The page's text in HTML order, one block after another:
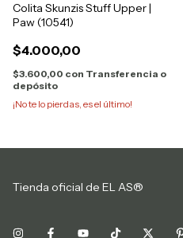
Colita Skunzis Stuff Upper |
Paw (10541)
$4.000,00
$3.600,00 con Transferencia o
depósito
¡No te lo pierdas, es el último!
Tienda oficial de EL AS®